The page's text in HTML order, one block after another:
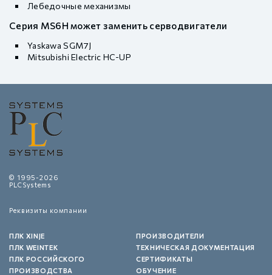
Лебедочные механизмы
Серия MS6H может заменить серводвигатели
Yaskawa SGM7J
Mitsubishi Electric HC-UP
© 1995-2026
PLCSystems
Реквизиты компании
ПЛК XINJE
ПЛК WEINTEK
ПЛК РОССИЙСКОГО
ПРОИЗВОДСТВА
ПРОИЗВОДИТЕЛИ
ТЕХНИЧЕСКАЯ ДОКУМЕНТАЦИЯ
СЕРТИФИКАТЫ
ОБУЧЕНИЕ